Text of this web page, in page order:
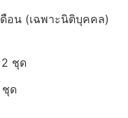
อน (เฉพาะนิติบุคคล)
2 ชุด
ชุด